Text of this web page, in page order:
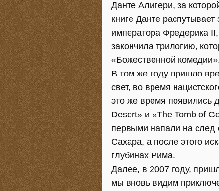
Данте Алигери, за
книге Данте
императора Фредерика
закончила трилогию,
«Божественной
В том же году пришло
свет, во время
это же время появились
Desert» и «The Tomb of
первыми напали на след
Сахара, а после этого
глубинах Рима.
Далее, в 2007 году,
мы вновь видим